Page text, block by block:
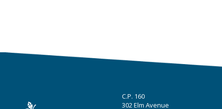
C.P. 160
302 Elm Avenue